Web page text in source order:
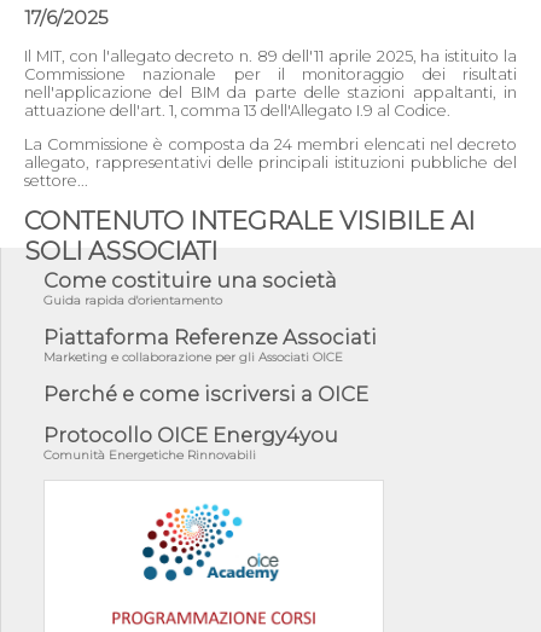
17/6/2025
Il MIT, con l'allegato decreto n. 89 dell'11 aprile 2025, ha istituito la
Commissione nazionale per il monitoraggio dei risultati
nell'applicazione del BIM da parte delle stazioni appaltanti, in
attuazione dell'art. 1, comma 13 dell'Allegato I.9 al Codice.
La Commissione è composta da 24 membri elencati nel decreto
allegato, rappresentativi delle principali istituzioni pubbliche del
settore...
CONTENUTO INTEGRALE VISIBILE AI
SOLI ASSOCIATI
Come costituire una società
Guida rapida d'orientamento
Piattaforma Referenze Associati
Marketing e collaborazione per gli Associati OICE
Perché e come iscriversi a OICE
Protocollo OICE Energy4you
Comunità Energetiche Rinnovabili